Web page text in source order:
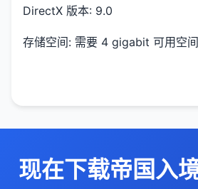
DirectX 版本: 9.0
存储空间: 需要 4 gigabit 可用空间
现在下载帝国入